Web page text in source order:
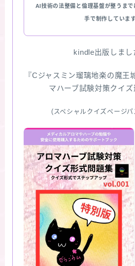
お問い合わせ
サイトマップ
AI技術の法整備と倫理基盤が整うまで
手で制作していま
kindle出版しまし
『Cジャスミン瑠璃地楽の魔王
マハーブ試験対策クイ
(スペシャルクイズページ